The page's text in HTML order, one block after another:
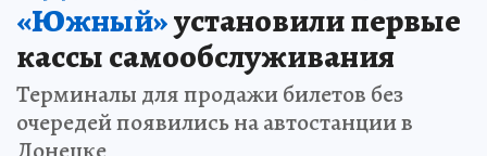
«Южный»установили первые
кассы самообслуживания
Терминалы для продажи билетов без
очередей появились на автостанции в